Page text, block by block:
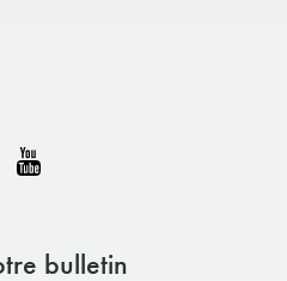
bulletin